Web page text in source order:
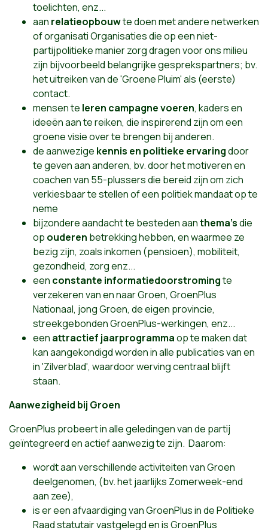
toelichten, enz...
aan relatieopbouwte doen met andere netwerken
of organisati Organisaties die op een niet-
partijpolitieke manier zorg dragen voor ons milieu
zijn bijvoorbeeld belangrijke gesprekspartners; bv.
het uitreiken van de 'Groene Pluim' als (eerste)
contact.
mensen te leren campagnevoeren, kaders en
ideeën aan te reiken, die inspirerend zijn om een
groene visie over te brengen bij anderen.
de aanwezige kennis en politieke ervaringdoor
te geven aan anderen, bv. door het motiveren en
coachen van 55-plussers die bereid zijn om zich
verkiesbaar te stellen of een politiek mandaat op te
neme
bijzondere aandacht te besteden aanthema'sdie
op ouderen betrekking hebben, en waarmee ze
bezig zijn, zoals inkomen (pensioen), mobiliteit,
gezondheid, zorg enz...
een constante informatiedoorstromingte
verzekeren van en naar Groen, GroenPlus
Nationaal, jong Groen, de eigen provincie,
streekgebonden GroenPlus-werkingen, enz...
een attractief jaarprogrammaop te maken dat
kan aangekondigd worden in alle publicaties van en
in 'Zilverblad', waardoor werving centraal blijft
staan.
Aanwezigheid bij Groen
GroenPlus probeert in alle geledingen van de partij
geïntegreerd en actief aanwezig te zijn. Daarom:
wordt aan verschillende activiteiten van Groen
deelgenomen, (bv. het jaarlijks Zomerweek-end
aan zee),
is er een afvaardiging van GroenPlus in de Politieke
Raad statutair vastgelegd en is GroenPlus